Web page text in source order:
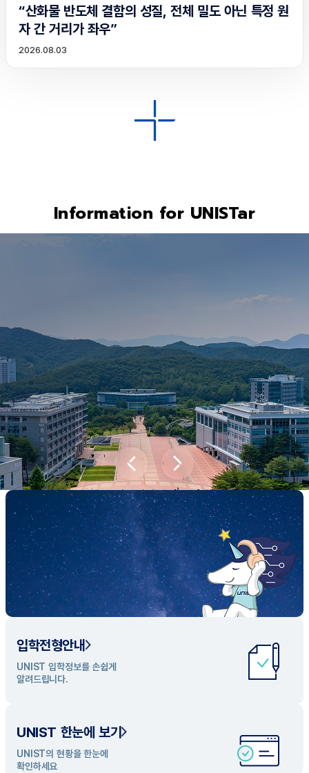
“산화물 반도체 결함의 성질, 전체 밀도 아닌 특정 원
자 간 거리가 좌우”
2026.08.03
Information for UNISTar
새내기학부에서
전공탐색 프로그램을 통해 나에게 맞는 최
적의 전공을 찾아보세요.
전공탐색 가이드 바로가기
UNIST 학과 소개
UNIST의 개성있는 학과들을
탐색해 보세요
입학전형안내
UNIST 입학정보를 손쉽게
알려드립니다.
UNIST 한눈에 보기
UNIST의 현황을 한눈에
확인하세요